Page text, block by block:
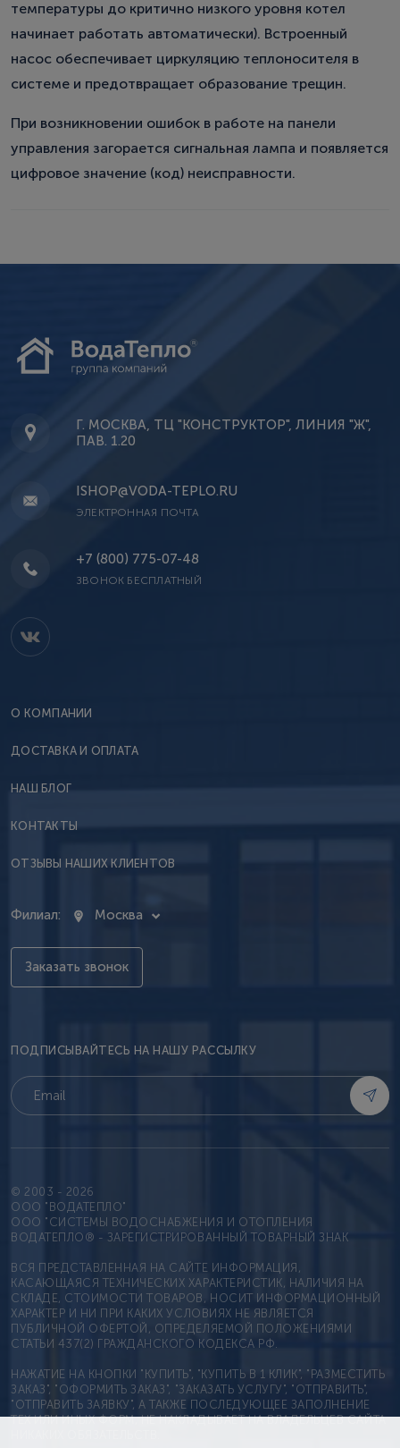
температуры до критично низкого уровня котел
начинает работать автоматически). Встроенный
насос обеспечивает циркуляцию теплоносителя в
системе и предотвращает образование трещин.
При возникновении ошибок в работе на панели
управления загорается сигнальная лампа и появляется
цифровое значение (код) неисправности.
Г. МОСКВА, ТЦ "КОНСТРУКТОР", ЛИНИЯ "Ж",
ПАВ. 1.20
ISHOP@VODA-TEPLO.RU
ЭЛЕКТРОННАЯ ПОЧТА
+7 (800) 775-07-48
ЗВОНОК БЕСПЛАТНЫЙ
О КОМПАНИИ
ДОСТАВКА И ОПЛАТА
НАШ БЛОГ
КОНТАКТЫ
ОТЗЫВЫ НАШИХ КЛИЕНТОВ
Филиал: Москва
Заказать звонок
ПОДПИСЫВАЙТЕСЬ НА НАШУ РАССЫЛКУ
© 2003 - 2026
OOO "ВОДАТЕПЛО"
ООО "СИСТЕМЫ ВОДОСНАБЖЕНИЯ И ОТОПЛЕНИЯ
ВОДАТЕПЛО® - ЗАРЕГИСТРИРОВАННЫЙ ТОВАРНЫЙ ЗНАК
ВСЯ ПРЕДСТАВЛЕННАЯ НА САЙТЕ ИНФОРМАЦИЯ,
КАСАЮЩАЯСЯ ТЕХНИЧЕСКИХ ХАРАКТЕРИСТИК, НАЛИЧИЯ НА
СКЛАДЕ, СТОИМОСТИ ТОВАРОВ, НОСИТ ИНФОРМАЦИОННЫЙ
ХАРАКТЕР И НИ ПРИ КАКИХ УСЛОВИЯХ НЕ ЯВЛЯЕТСЯ
ПУБЛИЧНОЙ ОФЕРТОЙ, ОПРЕДЕЛЯЕМОЙ ПОЛОЖЕНИЯМИ
СТАТЬИ 437(2) ГРАЖДАНСКОГО КОДЕКСА РФ.
НАЖАТИЕ НА КНОПКИ "КУПИТЬ", "КУПИТЬ В 1 КЛИК", "РАЗМЕСТИТЬ
ЗАКАЗ", "ОФОРМИТЬ ЗАКАЗ", "ЗАКАЗАТЬ УСЛУГУ", "ОТПРАВИТЬ",
"ОТПРАВИТЬ ЗАЯВКУ", А ТАКЖЕ ПОСЛЕДУЮЩЕЕ ЗАПОЛНЕНИЕ
ТЕХ ИЛИ ИНЫХ ФОРМ, НЕ НАКЛАДЫВАЕТ НА ВЛАДЕЛЬЦЕВ САЙТА